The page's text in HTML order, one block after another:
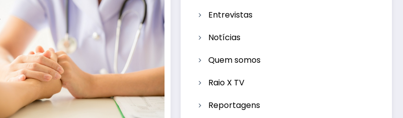
Entrevistas
Notícias
Quem somos
Raio X TV
Reportagens